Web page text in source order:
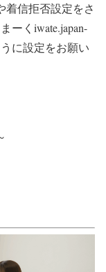
着信拒否設定をさ
ーくiwate.japan-
に設定をお願い